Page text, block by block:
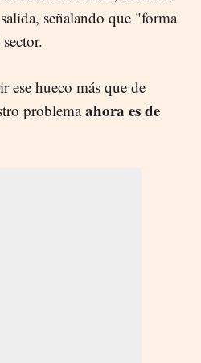
señalando que "forma
ese hueco más que de
problemaahora es de